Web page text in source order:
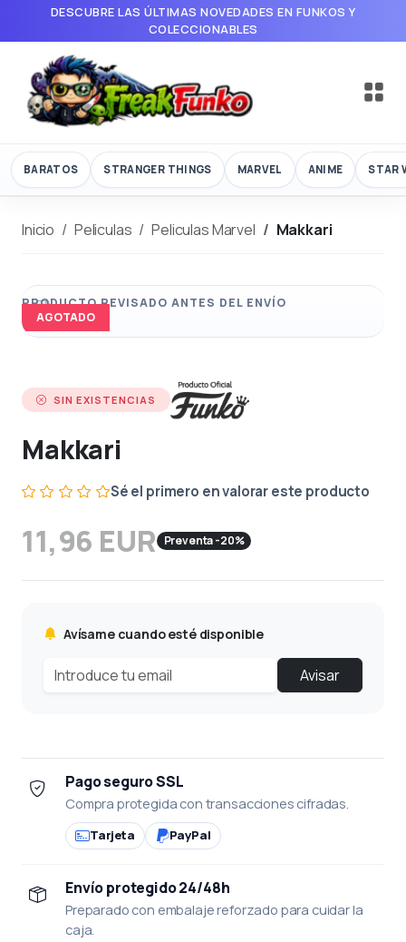
DESCUBRE LAS ÚLTIMAS NOVEDADES EN FUNKOS Y
COLECCIONABLES
BARATOS STRANGER THINGS MARVEL ANIME STAR
Inicio Peliculas Peliculas Marvel Makkari
AGOTADO
SIN EXISTENCIAS
Makkari
Sé el primero en valorar este producto
11,96 EUR Preventa -20%
Avísame cuando esté disponible
Avisar
Pago seguro SSL
Compra protegida con transacciones cifradas.
Tarjeta PayPal
Envío protegido 24/48h
Preparado con embalaje reforzado para cuidar la
caja.